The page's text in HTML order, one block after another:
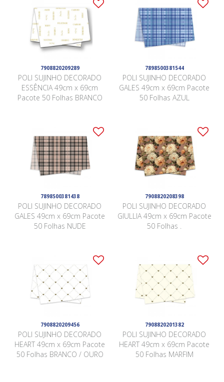
7908820209289
POLI SUJINHO DECORADO
ESSÊNCIA 49cm x 69cm
Pacote 50 Folhas BRANCO
7898500381544
POLI SUJINHO DECORADO
GALES 49cm x 69cm Pacote
50 Folhas AZUL
7898500381438
POLI SUJINHO DECORADO
GALES 49cm x 69cm Pacote
50 Folhas NUDE
7908820208398
POLI SUJINHO DECORADO
GIULLIA 49cm x 69cm Pacote
50 Folhas .
7908820209456
POLI SUJINHO DECORADO
HEART 49cm x 69cm Pacote
50 Folhas BRANCO / OURO
7908820201382
POLI SUJINHO DECORADO
HEART 49cm x 69cm Pacote
50 Folhas MARFIM